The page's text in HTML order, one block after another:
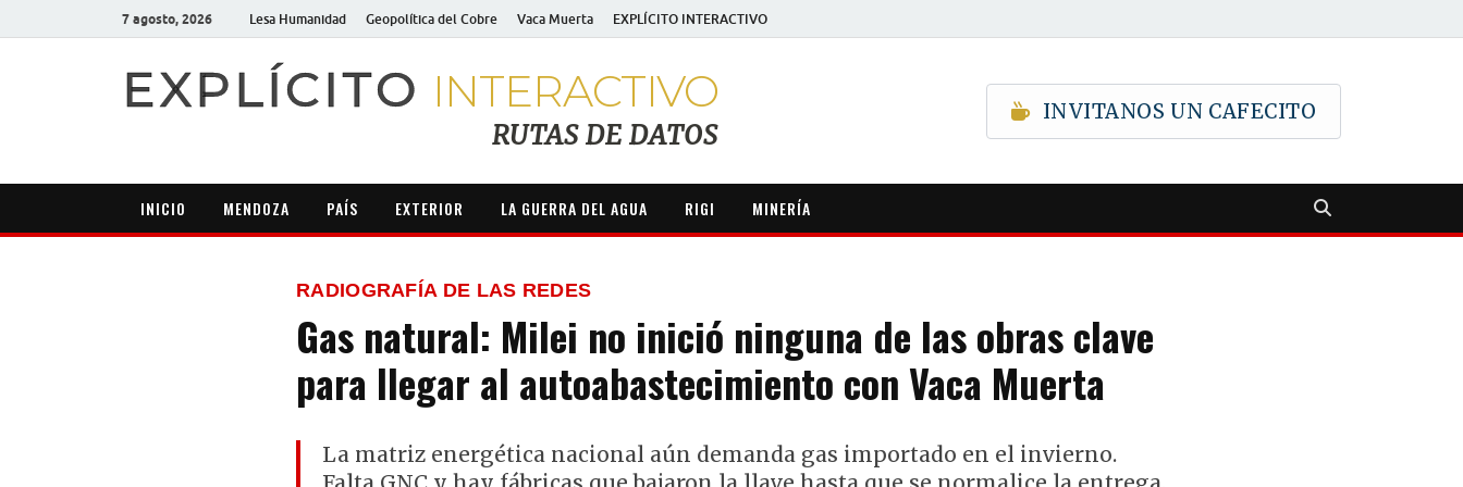
7 agosto, 2026 Lesa Humanidad Geopolítica del Cobre Vaca Muerta EXPLÍCITO INTERACTIVO
EXPLÍCITO INTERACTIVO
RUTAS DE DATOS
INVITANOS UN CAFECITO
INICIO MENDOZA PAÍS EXTERIOR LA GUERRA DEL AGUA RIGI MINERÍA
RADIOGRAFÍA DE LAS REDES
Gas natural: Milei no inició ninguna de las obras clave
para llegar al autoabastecimiento con Vaca Muerta
La matriz energética nacional aún demanda gas importado en el invierno.